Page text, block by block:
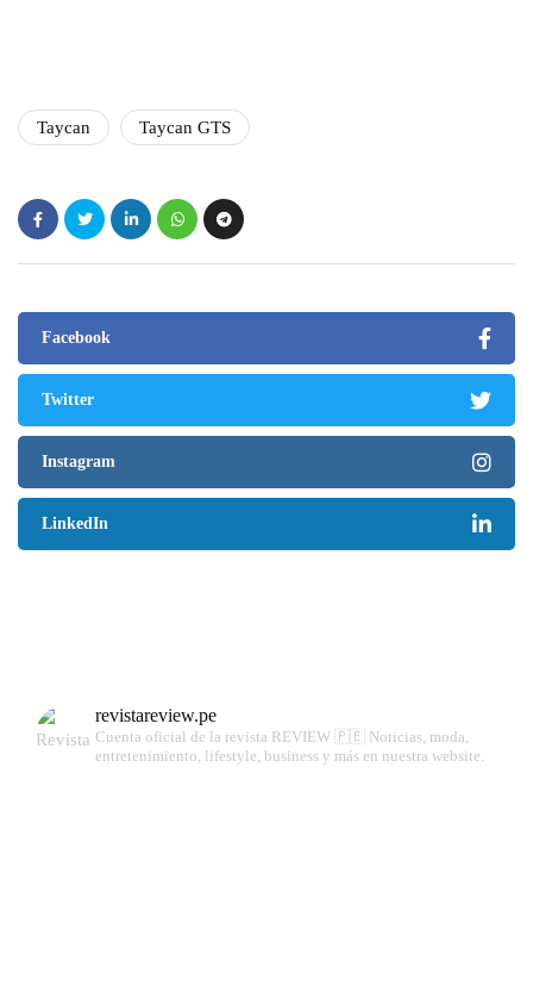
Taycan Taycan GTS
Facebook
Twitter
Instagram
LinkedIn
revistareview.pe
Cuenta oficial de la revista REVIEW 🇵🇪 Noticias, moda,
entretenimiento, lifestyle, business y más en nuestra website.